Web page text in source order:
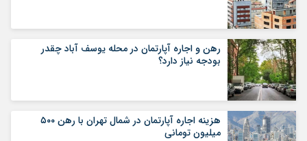
رهن و اجاره آپارتمان در محله یوسف آباد چقدر
بودجه نیاز دارد؟
هزینه اجاره آپارتمان در شمال تهران با رهن ۵۰۰
میلیون تومانی